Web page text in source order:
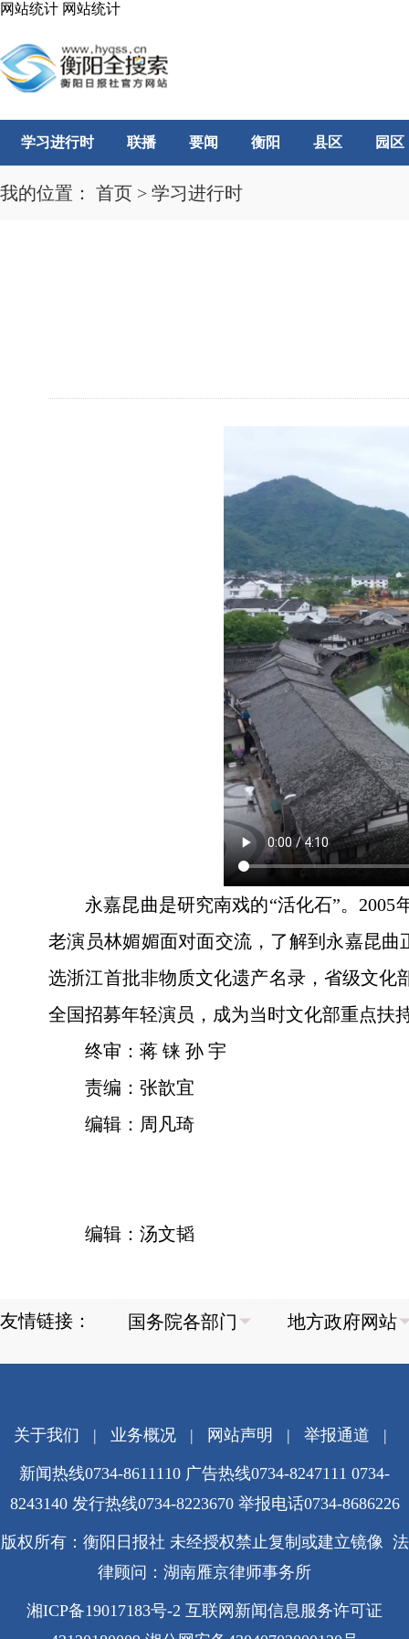
网站统计 网站统计
学习进行时 联播 要闻 衡阳 县区 园区
我的位置： 首页 > 学习进行时
永嘉昆曲是研究南戏的“活化石”。
老演员林媚媚面对面交流，了解到永嘉昆
选浙江首批非物质文化遗产名录，省级文化
全国招募年轻演员，成为当时文化部重点扶
终审：蒋 铼 孙 宇
责编：张歆宜
编辑：周凡琦
编辑：汤文韬
友情链接：
关于我们 | 业务概况| 网站声明 | 举报通道 |
新闻热线0734-8611110 广告热线0734-8247111 0734-
8243140 发行热线0734-8223670 举报电话0734-8686226
版权所有：衡阳日报社 未经授权禁止复制或建立镜像 法
律顾问：湖南雁京律师事务所
湘ICP备19017183号-2 互联网新闻信息服务许可证